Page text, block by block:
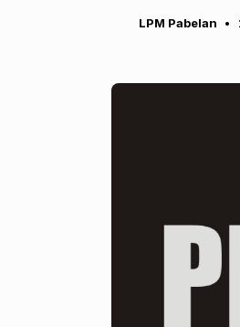
LPM Pabelan